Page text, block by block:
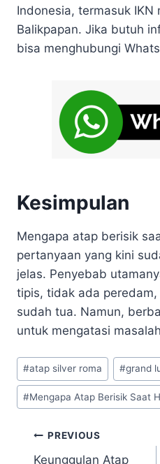
Indonesia, termasuk IKN
Balikpapan. Jika butuh
bisa menghubungi
Kesimpulan
Mengapa atap berisik
pertanyaan yang kini
jelas. Penyebab
tipis, tidak ada
sudah tua. Namun,
untuk mengatasi
#atap silver roma #grand
#Mengapa Atap Berisik Saat
PREVIOUS
Keunggulan Atap